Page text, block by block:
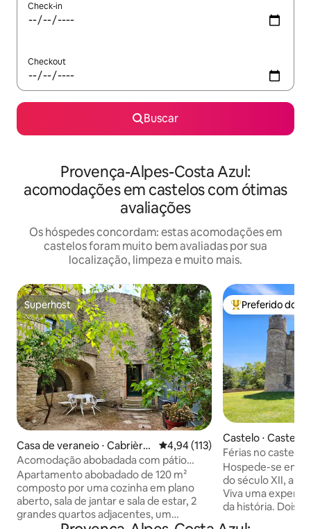
Check-in
Checkout
Buscar
Provença-Alpes-Costa Azul:
acomodações em castelos com ótimas
avaliações
Os hóspedes concordam: estas acomodações em
castelos foram muito bem avaliadas por sua
localização, limpeza e muito mais.
Superhost
Superhost
Casa de veraneio ⋅ Cabrière
s
4,94 de uma avaliação média de
4,94 (113)
Acomodação abobadada com pátio
privado em Cabrières
Apartamento abobadado de 120 m²
composto por uma cozinha em plano
aberto, sala de jantar e sala de estar, 2
grandes quartos adjacentes, um
Entre os
Preferido dos
Castelo ⋅
e
Férias no
espaçoso!
Hospede-se em
do século XII, a
Viva uma
da história. Dois apartamentos estão
disponíveis. Este